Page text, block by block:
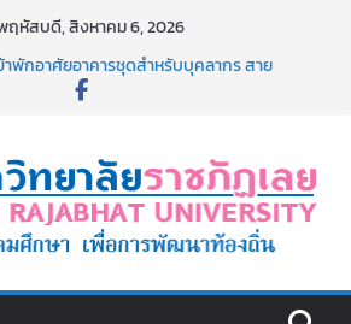
ฤหัสบดี, สิงหาคม 6, 2026
าพักอาศัยอาคารชุดสำหรับบุคลากร สาย
หาวิทยาลัยราชภัฏเลย ครั้งที่ 2/2569
เฉพาะเจาะจง
กิจกรรมจิตอาสาบำเพ็ญสาธารณประโยชน์ และ
กุศล 69
อบแข่งขันเพื่อเป็นลูกจ้างชั่วคราว (รายวัน)
ราชภัฏเลย ด้วยเงินนอกงบประมาณ ประเภท